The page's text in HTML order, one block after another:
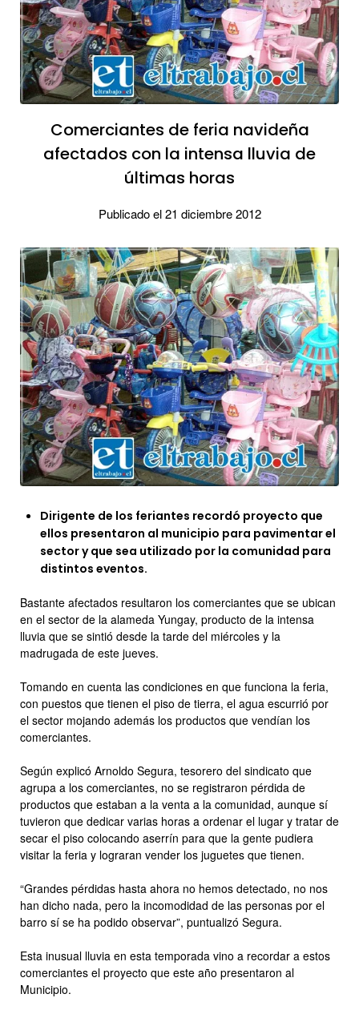
Comerciantes de feria navideña
afectados con la intensa lluvia de
últimas horas
Publicado el 21 diciembre 2012
Dirigente de los feriantes recordó proyecto que
ellos presentaron al municipio para pavimentar el
sector y que sea utilizado por la comunidad para
distintos eventos.
Bastante afectados resultaron los comerciantes que se ubican
en el sector de la alameda Yungay, producto de la intensa
lluvia que se sintió desde la tarde del miércoles y la
madrugada de este jueves.
Tomando en cuenta las condiciones en que funciona la feria,
con puestos que tienen el piso de tierra, el agua escurrió por
el sector mojando además los productos que vendían los
comerciantes.
Según explicó Arnoldo Segura, tesorero del sindicato que
agrupa a los comerciantes, no se registraron pérdida de
productos que estaban a la venta a la comunidad, aunque sí
tuvieron que dedicar varias horas a ordenar el lugar y tratar de
secar el piso colocando aserrín para que la gente pudiera
visitar la feria y lograran vender los juguetes que tienen.
“Grandes pérdidas hasta ahora no hemos detectado, no nos
han dicho nada, pero la incomodidad de las personas por el
barro sí se ha podido observar”, puntualizó Segura.
Esta inusual lluvia en esta temporada vino a recordar a estos
comerciantes el proyecto que este año presentaron al
Municipio.